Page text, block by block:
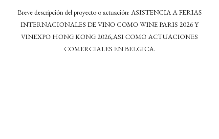
Breve descripción del proyecto o actuación: ASISTENCIA A FERIAS
INTERNACIONALES DE VINO COMO WINE PARIS 2026 Y
VINEXPO HONG KONG 2026,ASI COMO ACTUACIONES
COMERCIALES EN BELGICA.